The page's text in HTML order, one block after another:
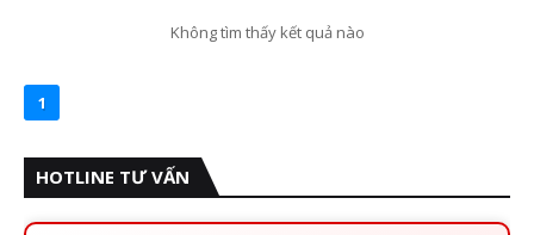
Không tìm thấy kết quả nào
1
HOTLINE TƯ VẤN